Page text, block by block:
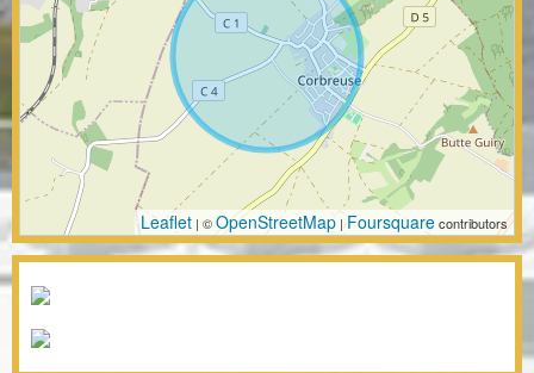
Leaflet | ©OpenStreetMap |Foursquarecontributors